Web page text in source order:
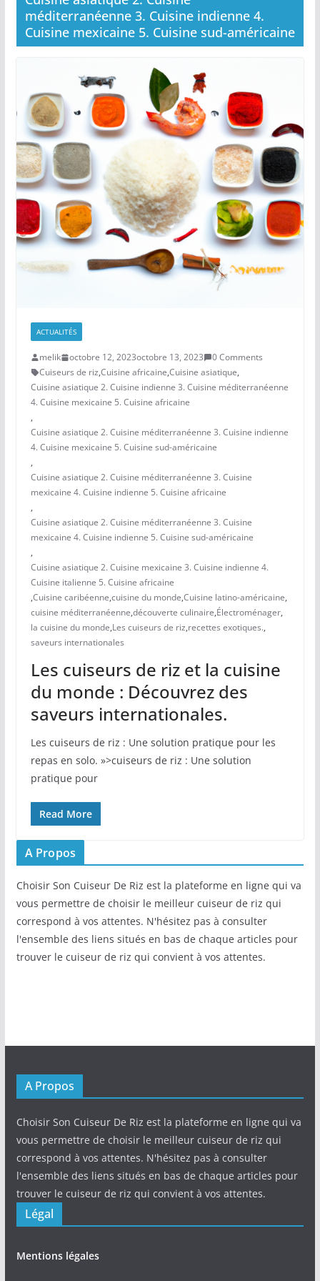
méditerranéenne 3. Cuisine indienne 4.
Cuisine mexicaine 5. Cuisine sud-américaine
ACTUALITÉS
melik octobre 12, 2023octobre 13, 2023
0 Comments
Cuiseurs de riz,Cuisine africaine,Cuisine asiatique,
Cuisine asiatique 2. Cuisine indienne 3. Cuisine méditerranéenne
4. Cuisine mexicaine 5. Cuisine africaine
,
Cuisine asiatique 2. Cuisine méditerranéenne 3. Cuisine indienne
4. Cuisine mexicaine 5. Cuisine sud-américaine
,
Cuisine asiatique 2. Cuisine méditerranéenne 3. Cuisine
mexicaine 4. Cuisine indienne 5. Cuisine africaine
,
Cuisine asiatique 2. Cuisine méditerranéenne 3. Cuisine
mexicaine 4. Cuisine indienne 5. Cuisine sud-américaine
,
Cuisine asiatique 2. Cuisine mexicaine 3. Cuisine indienne 4.
Cuisine italienne 5. Cuisine africaine
,Cuisine caribéenne,cuisine du monde,Cuisine latino-américaine,
cuisine méditerranéenne,découverte culinaire,Électroménager,
la cuisine du monde,Les cuiseurs de riz,recettes exotiques.,
saveurs internationales
Les cuiseurs de riz et la cuisine
du monde : Découvrez des
saveurs internationales.
Les cuiseurs de riz : Une solution pratique pour les
repas en solo. »>cuiseurs de riz : Une solution
pratique pour
Read More
A Propos
Choisir Son Cuiseur De Riz est la plateforme en ligne qui va
vous permettre de choisir le meilleur cuiseur de riz qui
correspond à vos attentes. N'hésitez pas à consulter
l'ensemble des liens situés en bas de chaque articles pour
trouver le cuiseur de riz qui convient à vos attentes.
A Propos
Choisir Son Cuiseur De Riz est la plateforme en ligne qui va
vous permettre de choisir le meilleur cuiseur de riz qui
correspond à vos attentes. N'hésitez pas à consulter
l'ensemble des liens situés en bas de chaque articles pour
trouver le cuiseur de riz qui convient à vos attentes.
Légal
Mentions légales